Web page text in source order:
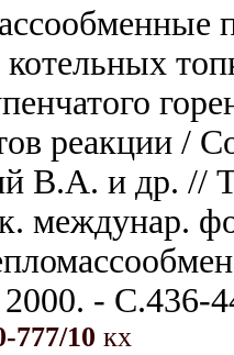
реакции /
В.А. и др. //
междунар.
- С.436-
777/10 кх